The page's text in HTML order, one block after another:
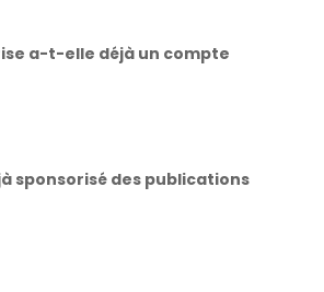
a-t-elle déjà un compte
sponsorisé des publications